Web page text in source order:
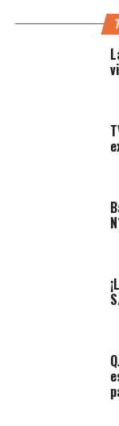
A la hora de
demás
Lo más grave